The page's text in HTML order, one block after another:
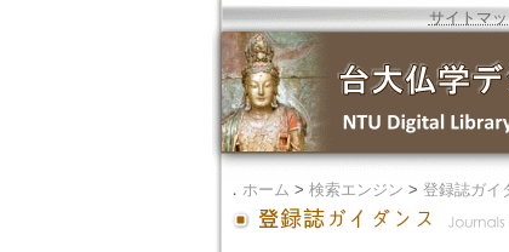
サイトマ
． ホーム > 検索エンジン > 登録誌ガイ